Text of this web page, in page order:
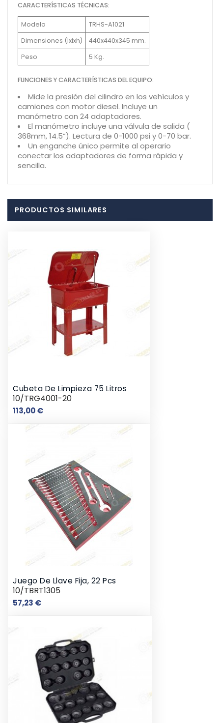
CARACTERÍSTICAS TÉCNICAS:
Modelo
TRHS-A1021
Dimensiones (Ixlxh)
440x440x345 mm.
Peso
5 Kg.
FUNCIONES Y CARACTERÍSTICAS DEL EQUIPO:
Mide la presión del cilindro en los vehículos y
camiones con motor diesel. Incluye un
manómetro con 24 adaptadores.
El manómetro incluye una válvula de salida (
368mm, 14.5”). Lectura de 0-1000 psi y 0-70 bar.
Un enganche único permite al operario
conectar los adaptadores de forma rápida y
sencilla.
PRODUCTOS SIMILARES
Cubeta De Limpieza 75 Litros
10/TRG4001-20
113,00 €Precio
Juego De Llave Fija, 22 Pcs
10/TBRT1305
57,23 €Precio